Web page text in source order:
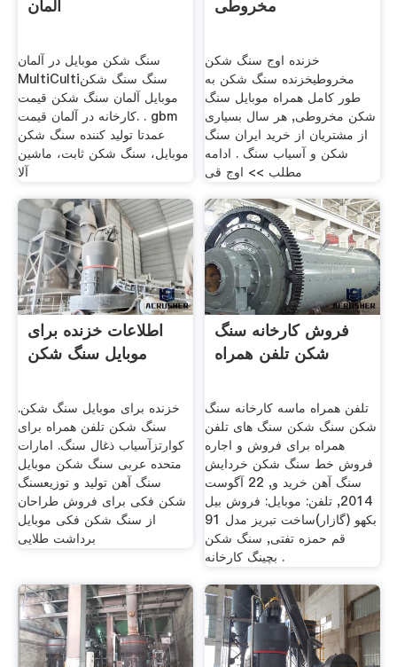
آلمان
سنگ شکن موبایل در آلمان
MultiCultiسنگ سنگ شکن
موبایل آلمان سنگ شکن قیمت
کارخانه در آلمان قیمت. . gbm
عمدتا تولید کننده سنگ شکن
موبایل، سنگ شکن ثابت، ماشین
آلا
مخروطی
خزنده اوج سنگ شکن
مخروطیخزنده سنگ شکن به
طور کامل همراه موبایل سنگ
شکن مخروطی, هر سال بسیاری
از مشتریان از خرید ایران سنگ
شکن و آسیاب سنگ . ادامه
مطلب >> اوج قی
اطلاعات خزنده برای
موبایل سنگ شکن
خزنده برای موبایل سنگ شکن.
سنگ شکن تلفن همراه برای
کوارتزآسیاب ذغال سنگ. امارات
متحده عربی سنگ شکن موبایل
سنگ آهن تولید و توزیعسنگ
شکن فکی برای فروش طراحان
از سنگ شکن فکی موبایل
برداشت طلایی
فروش کارخانه سنگ
شکن تلفن همراه
تلفن همراه ماسه کارخانه سنگ
شکن سنگ شکن سنگ های تلفن
همراه برای فروش و اجاره
فروش خط سنگ شکن خردایش
سنگ آهن خرید و, 22 آگوست
2014, تلفن: موبایل: فروش بیل
بکهو (گازار)ساخت تبریز مدل 91
قم حمزه تفتی, سنگ شکن
بچینگ کارخانه .